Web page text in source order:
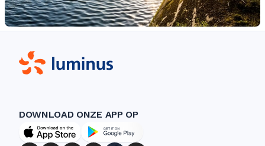
DOWNLOAD ONZE APP OP